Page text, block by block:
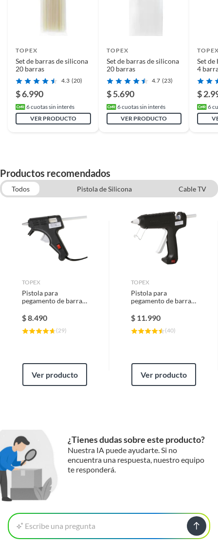
TOPEX
Set de barras de silicona
20 barras
4.3 (20)
$ 6.990
6cuotas sin interés
VER PRODUCTO
TOPEX
Set de barras de silicona
20 barras
4.7 (23)
$ 5.690
6cuotas sin interés
VER PRODUCTO
Set de
4
$
6
Productos recomendados
Todos Pistola de Silicona
Cable TV
Accesorios de soldadoras
TOPEX
Pistola para
pegamento de barra
$8.490
(29)
Ver producto
TOPEX
Pistola para
pegamento de barra
$ 11.990
(40)
Ver producto
¿Tienes dudas sobre este producto?
Nuestra IA puede ayudarte. Si no
encuentra una respuesta, nuestro equipo
te responderá.
Escribe una pregunta